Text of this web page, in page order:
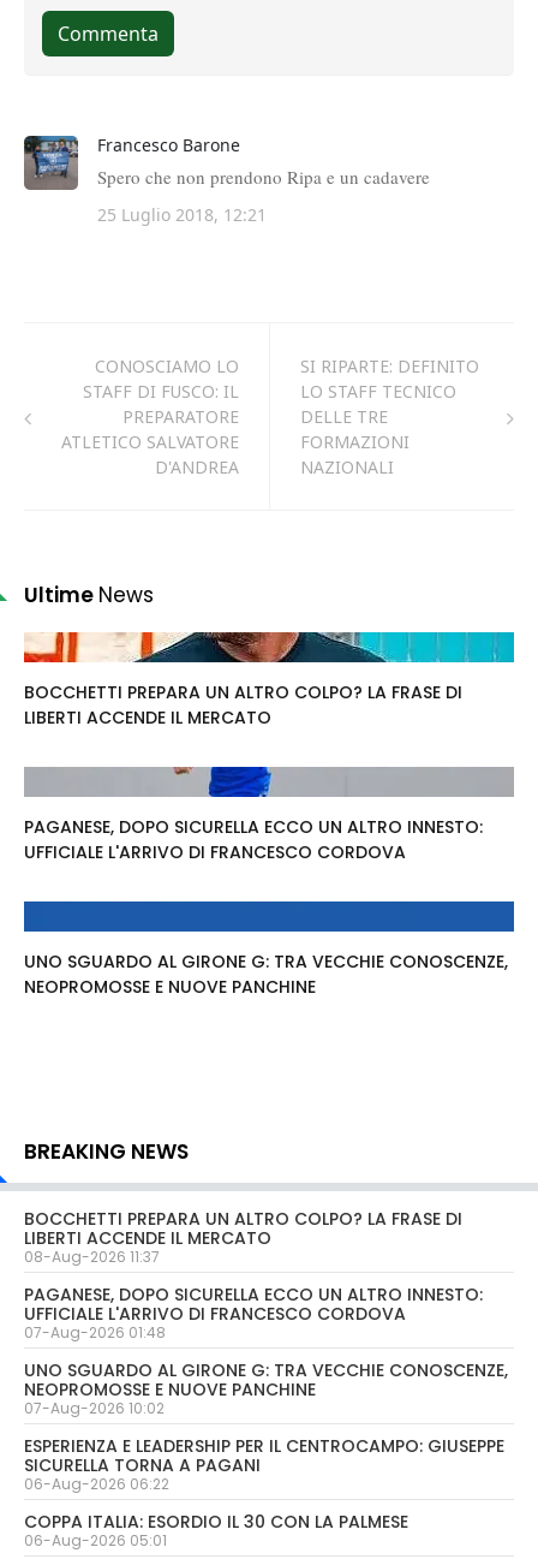
CONOSCIAMO LO
STAFF DI FUSCO: IL
PREPARATORE
ATLETICO SALVATORE
D'ANDREA
SI RIPARTE: DEFINITO
LO STAFF TECNICO
DELLE TRE
FORMAZIONI
NAZIONALI
Ultime News
BOCCHETTI PREPARA UN ALTRO COLPO? LA FRASE DI
LIBERTI ACCENDE IL MERCATO
PAGANESE, DOPO SICURELLA ECCO UN ALTRO INNESTO:
UFFICIALE L'ARRIVO DI FRANCESCO CORDOVA
UNO SGUARDO AL GIRONE G: TRA VECCHIE CONOSCENZE,
NEOPROMOSSE E NUOVE PANCHINE
BREAKING NEWS
BOCCHETTI PREPARA UN ALTRO COLPO? LA FRASE DI
LIBERTI ACCENDE IL MERCATO
08-Aug-2026 11:37
PAGANESE, DOPO SICURELLA ECCO UN ALTRO INNESTO:
UFFICIALE L'ARRIVO DI FRANCESCO CORDOVA
07-Aug-2026 01:48
UNO SGUARDO AL GIRONE G: TRA VECCHIE CONOSCENZE,
NEOPROMOSSE E NUOVE PANCHINE
07-Aug-2026 10:02
ESPERIENZA E LEADERSHIP PER IL CENTROCAMPO: GIUSEPPE
SICURELLA TORNA A PAGANI
06-Aug-2026 06:22
COPPA ITALIA: ESORDIO IL 30 CON LA PALMESE
06-Aug-2026 05:01